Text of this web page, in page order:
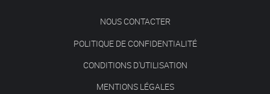
NOUS CONTACTER
POLITIQUE DE CONFIDENTIALITÉ
CONDITIONS D'UTILISATION
MENTIONS LÉGALES